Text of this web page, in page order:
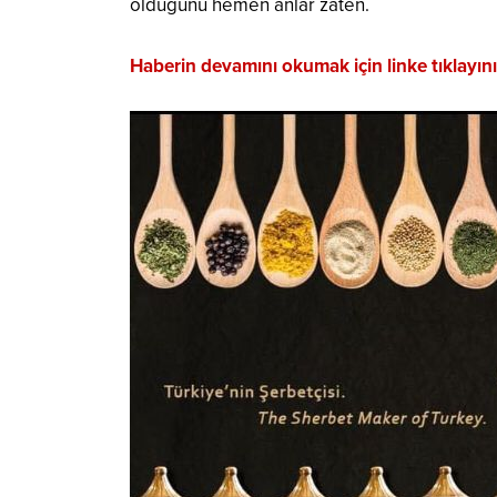
olduğunu hemen anlar zaten.
Haberin devamını okumak için linke